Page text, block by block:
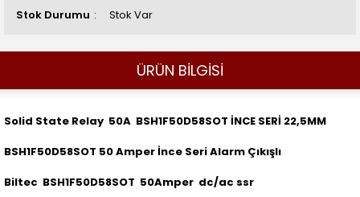
Stok Durumu Stok Var
ÜRÜN BİLGİSİ
Solid State Relay 50A BSH1F50D58SOT İNCE SERİ 22,5MM
BSH1F50D58SOT 50 Amper İnce Seri Alarm Çıkışlı
Biltec BSH1F50D58SOT 50Amper dc/ac ssr